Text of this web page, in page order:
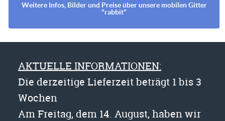
Weitere Infos, Bilder und Preise über unsere mobilen Gitter
"rabbit"
AKTUELLE INFORMATIONEN:
Die derzeitige Lieferzeit beträgt 1 bis 3
Wochen
Am Freitag, dem 14. August, haben wir